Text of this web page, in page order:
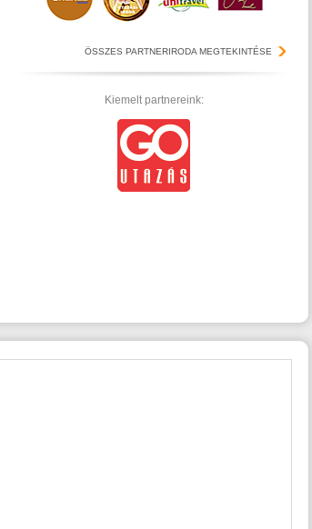
ÖSSZES PARTNERIRODA MEGTEKINTÉSE
Kiemelt partnereink: